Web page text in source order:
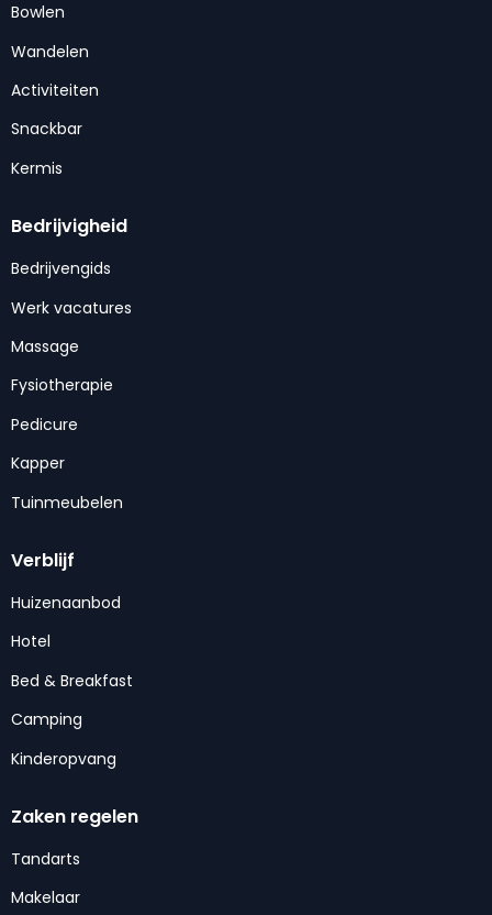
Bowlen
Wandelen
Activiteiten
Snackbar
Kermis
Bedrijvigheid
Bedrijvengids
Werk vacatures
Massage
Fysiotherapie
Pedicure
Kapper
Tuinmeubelen
Verblijf
Huizenaanbod
Hotel
Bed & Breakfast
Camping
Kinderopvang
Zaken regelen
Tandarts
Makelaar